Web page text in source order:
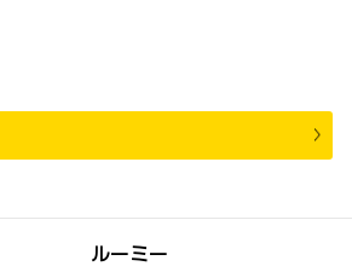
ルーミー